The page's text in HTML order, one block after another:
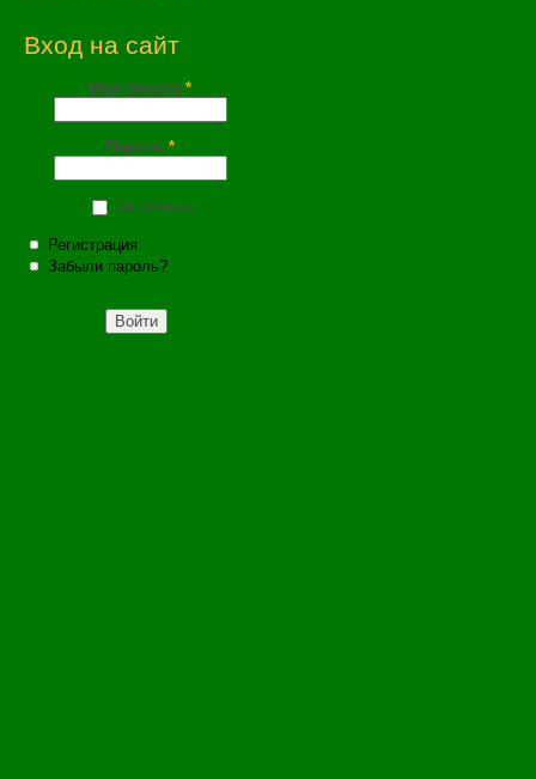
Вход на сайт
Имя (почта) *
Пароль *
Запомнить
Регистрация
Забыли пароль?